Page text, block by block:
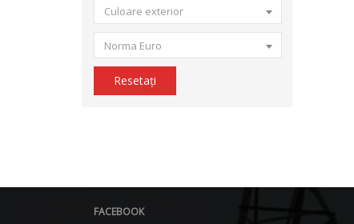
Culoare exterior
Norma Euro
Resetați
FACEBOOK